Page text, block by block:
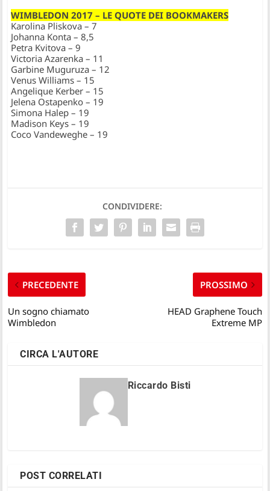
WIMBLEDON 2017 – LE QUOTE DEI BOOKMAKERS
Karolina Pliskova – 7
Johanna Konta – 8,5
Petra Kvitova – 9
Victoria Azarenka – 11
Garbine Muguruza – 12
Venus Williams – 15
Angelique Kerber – 15
Jelena Ostapenko – 19
Simona Halep – 19
Madison Keys – 19
Coco Vandeweghe – 19
CONDIVIDERE:
PRECEDENTE
Un sogno chiamato
Wimbledon
PROSSIMO
HEAD Graphene Touch
Extreme MP
CIRCA L'AUTORE
Riccardo Bisti
POST CORRELATI